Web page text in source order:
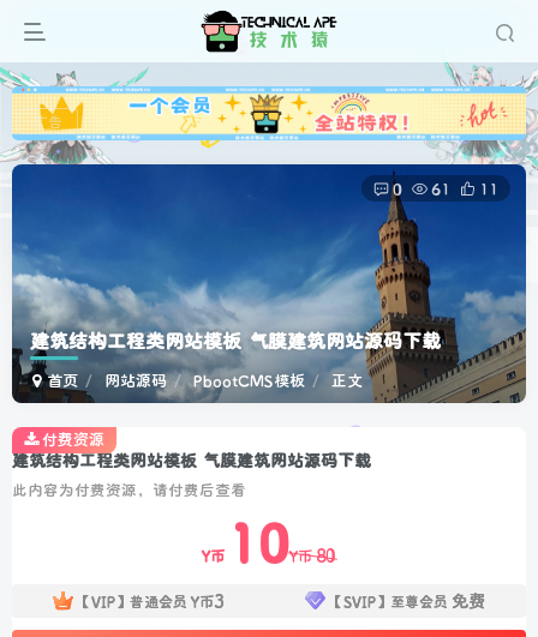
广告
建筑结构工程类网站模板 气膜建筑网站源码下载
首页 网站源码 PbootCMS模板 正文
0 61 11
建筑结构工程类网站模板 气膜建筑网站源码下载
此内容为付费资源，请付费后查看
Y币 10Y币80
【VIP】普通会员 Y币3 【SVIP】至尊会员 免费
付费资源